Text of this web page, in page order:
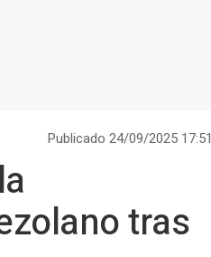
Publicado 24/09/2025 17:51
tras